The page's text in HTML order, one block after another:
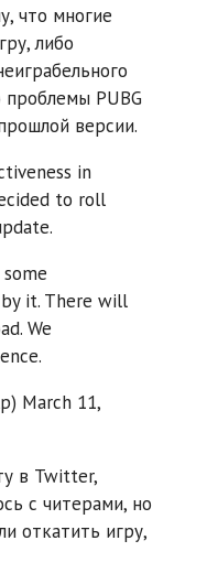
что многие
либо
проблемы PUBG
версии.
in
to roll
it. There will
We
March 11,
в Twitter,
с читерами, но
откатить игру,